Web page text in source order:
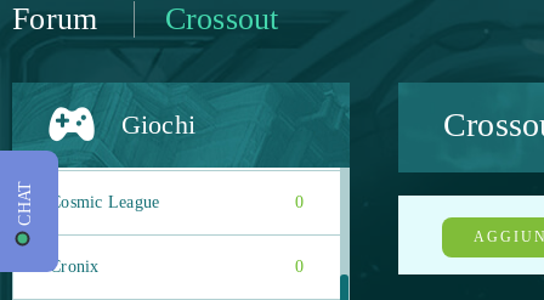
Forum Crossout
Giochi
Color Water Sort Puzzle
Conqueror's Blade
Cosmic League 0
Cronix 0
CHAT